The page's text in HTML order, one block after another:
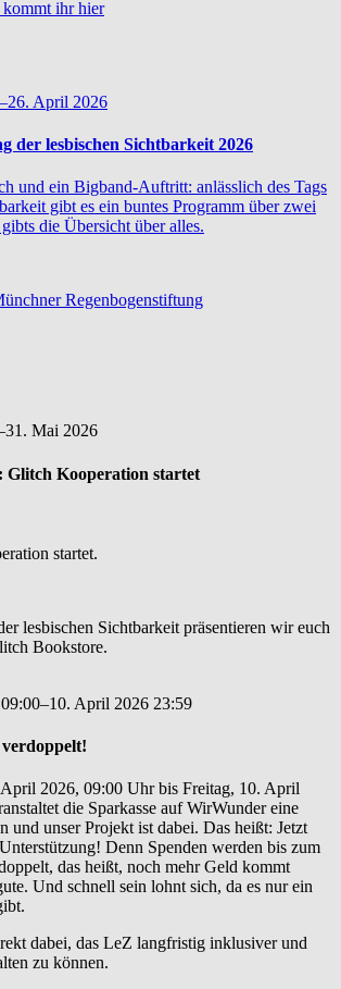
kommt ihr hier
April 2026
der lesbischen Sichtbarkeit 2026
und ein Bigband-Auftritt: anlässlich des Tags
gibt es ein buntes Programm über zwei
die Übersicht über alles.
Regenbogenstiftung
Mai 2026
Glitch Kooperation startet
startet.
lesbischen Sichtbarkeit präsentieren wir euch
Bookstore.
April 2026 23:59
2026, 09:00 Uhr bis Freitag, 10. April
die Sparkasse auf WirWunder eine
und unser Projekt ist dabei. Das heißt: Jetzt
Denn Spenden werden bis zum
das heißt, noch mehr Geld kommt
Und schnell sein lohnt sich, da es nur ein
dabei, das LeZ langfristig inklusiver und
zu können.